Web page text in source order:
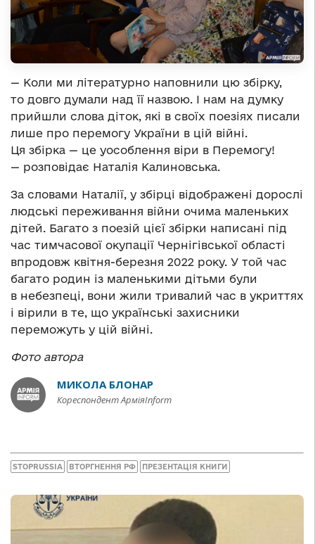
— Коли ми літературно наповнили цю збірку,
то довго думали над її назвою. І нам на думку
прийшли слова діток, які в своїх поезіях писали
лише про перемогу України в цій війні.
Ця збірка — це уособлення віри в Перемогу!
— розповідає Наталія Калиновська.
За словами Наталії, у збірці відображені дорослі
людські переживання війни очима маленьких
дітей. Багато з поезій цієї збірки написані під
час тимчасової окупації Чернігівської області
впродовж квітня-березня 2022 року. У той час
багато родин із маленькими дітьми були
в небезпеці, вони жили тривалий час в укриттях
і вірили в те, що українські захисники
переможуть у цій війні.
Фото автора
МИКОЛА БЛОНАР
Кореспондент АрміяInform
STOPRUSSIA ВТОРГНЕННЯ РФ ПРЕЗЕНТАЦІЯ КНИГИ